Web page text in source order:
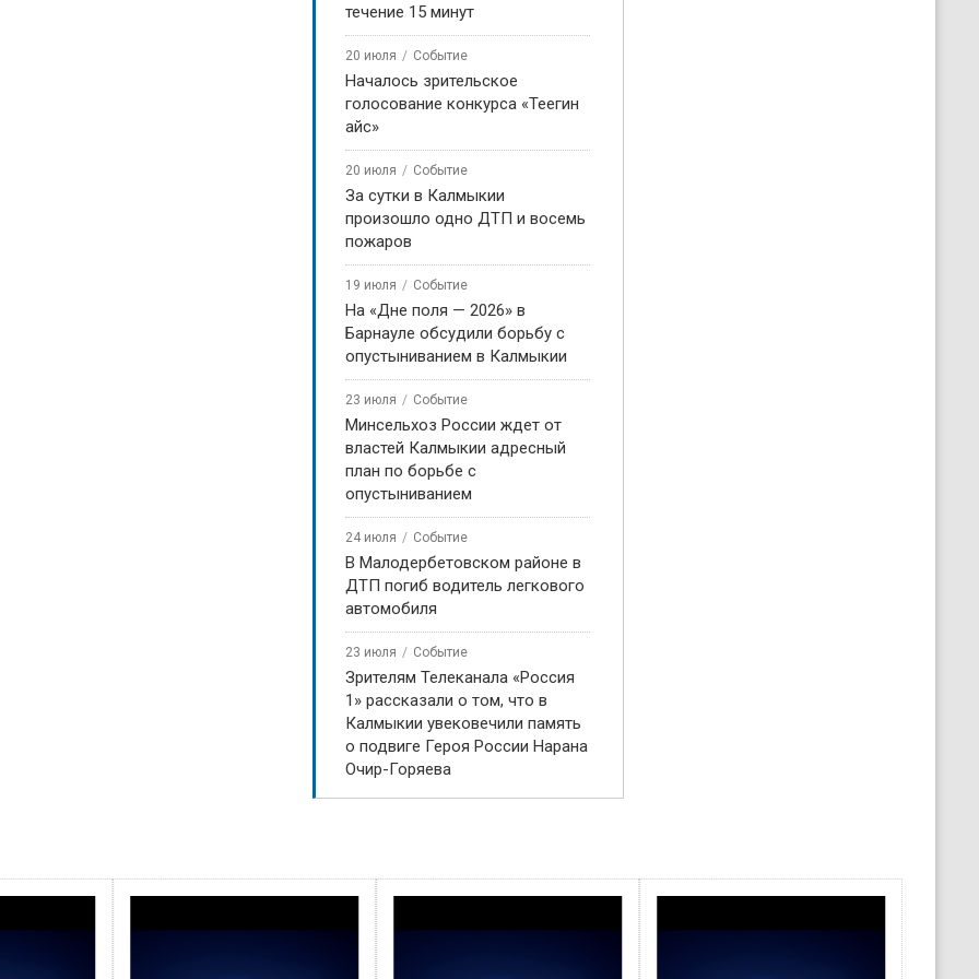
течение 15 минут
20 июля Событие
Началось зрительское
голосование конкурса «Теегин
айс»
20 июля Событие
За сутки в Калмыкии
произошло одно ДТП и восемь
пожаров
19 июля Событие
На «Дне поля — 2026» в
Барнауле обсудили борьбу с
опустыниванием в Калмыкии
23 июля Событие
Минсельхоз России ждет от
властей Калмыкии адресный
план по борьбе с
опустыниванием
24 июля Событие
В Малодербетовском районе в
ДТП погиб водитель легкового
автомобиля
23 июля Событие
Зрителям Телеканала «Россия
1» рассказали о том, что в
Калмыкии увековечили память
о подвиге Героя России Нарана
Очир-Горяева